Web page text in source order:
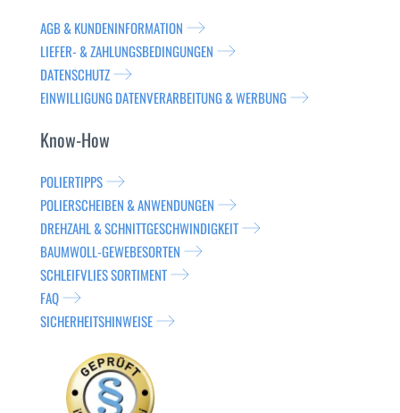
AGB & KUNDENINFORMATION
LIEFER- & ZAHLUNGSBEDINGUNGEN
DATENSCHUTZ
EINWILLIGUNG DATENVERARBEITUNG & WERBUNG
Know-How
POLIERTIPPS
POLIERSCHEIBEN & ANWENDUNGEN
DREHZAHL & SCHNITTGESCHWINDIGKEIT
BAUMWOLL-GEWEBESORTEN
SCHLEIFVLIES SORTIMENT
FAQ
SICHERHEITSHINWEISE